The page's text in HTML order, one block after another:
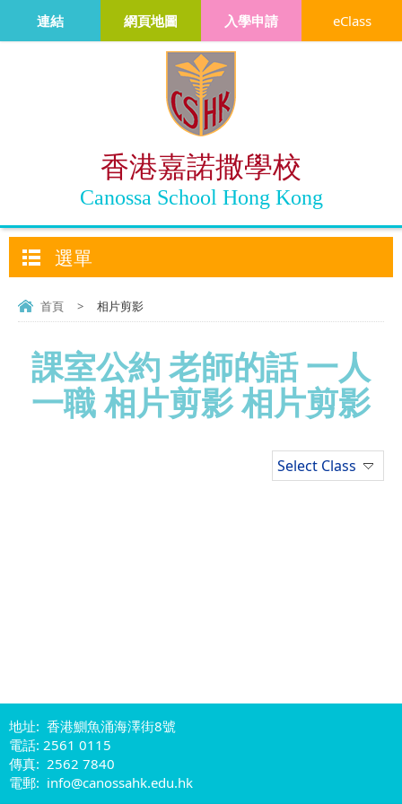
香港嘉諾撒學校
Canossa School Hong Kong
連結 網頁地圖 入學申請 eClass
選單
首頁 > 相片剪影
課室公約 老師的話 一人
一職 相片剪影 相片剪影
Select Class
地址: 香港鰂魚涌海澤街8號
電話: 2561 0115
傳真: 2562 7840
電郵: info@canossahk.edu.hk